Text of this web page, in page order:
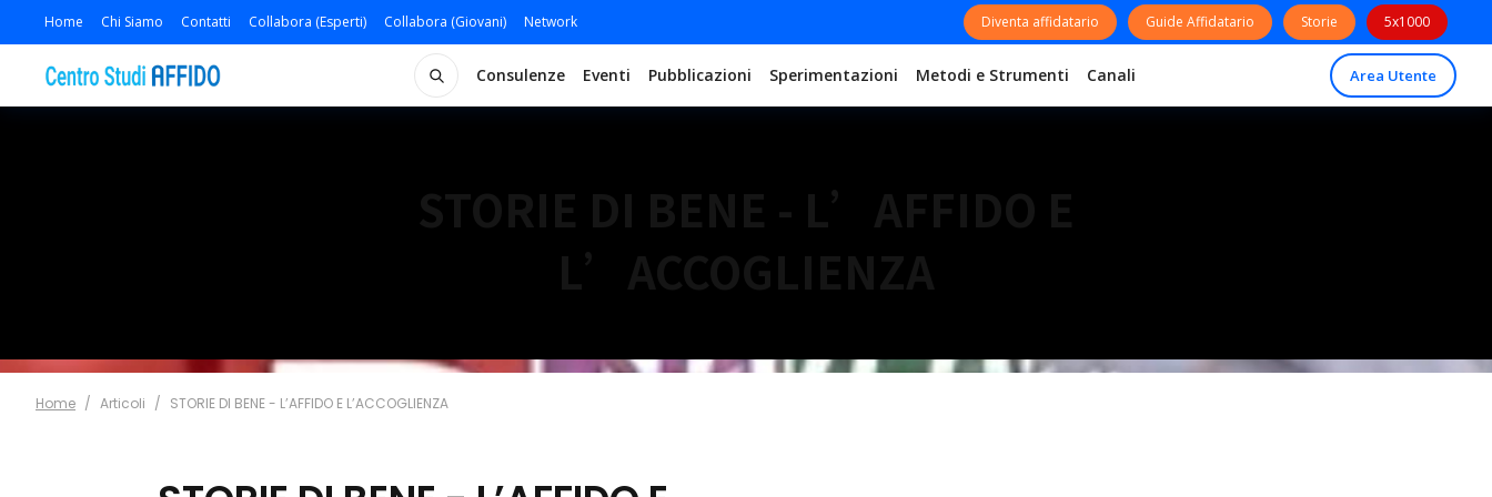
Home Chi Siamo Contatti Collabora (Esperti) Collabora (Giovani) Network Diventa affidatario Guide Affidatario Storie 5x1000
Consulenze Eventi Pubblicazioni Sperimentazioni Metodi e Strumenti Canali Area Utente
Home / Articoli / STORIE DI BENE - L’AFFIDO E L’ACCOGLIENZA